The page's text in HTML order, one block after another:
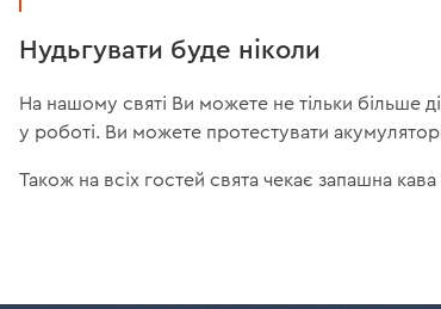
Нудьгувати буде ніколи
На нашому святі Ви можете не тільки більше
у роботі. Ви можете протестувати
Також на всіх гостей свята чекає запашна